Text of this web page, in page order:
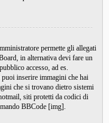
permette gli allegati
in alternativa devi fare un
accesso, ad es.
inserire immagini che hai
che si trovano dietro sistemi
siti protetti da codici di
BBCode [img].